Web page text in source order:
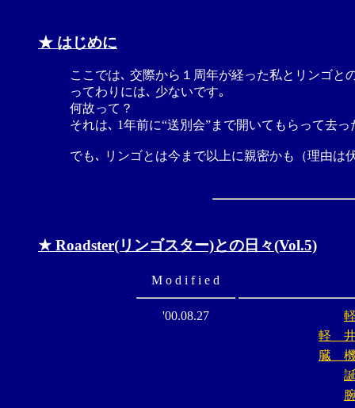
★ はじめに
ここでは､ 交際から１周年が経った私とリンゴと
ってわりには､ 少ないです｡
何故って？
それは､ 1年前に“送別会”まで開いてもらって去
でも､ リンゴとは今まで以上に親密かも（理由は
★ Roadster(リンゴスター)との日々(Vol.5)
M o d i f i e d
'00.08.27
軽
臓